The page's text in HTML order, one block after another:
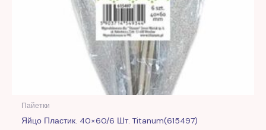
Пайетки
Яйцо Пластик. 40×60/6 Шт. Titanum(615497)